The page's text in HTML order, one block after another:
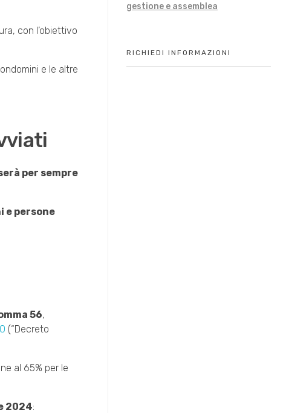
con l’obiettivo
e le altre
per sempre
e persone
56,
(“Decreto
al 65% per le
2024:
gestione e assemblea
RICHIEDI INFORMAZIONI